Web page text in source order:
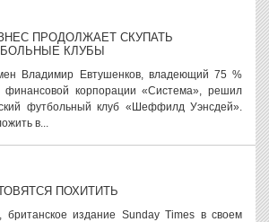
ПРОДОЛЖАЕТ СКУПАТЬ
КЛУБЫ
Владимир Евтушенков, владеющий 75 %
финансовой корпорации «Система», решил
футбольный клуб «Шеффилд Уэнсдей».
в...
ПОХИТИТЬ
британское издание Sunday Times в своем